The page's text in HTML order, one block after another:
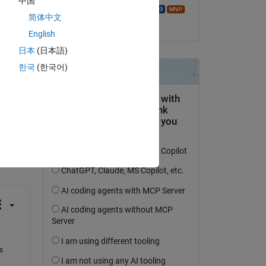
le 17 Jan 2017
简体中文
English
日本 (日本語)
한국 (한국어)